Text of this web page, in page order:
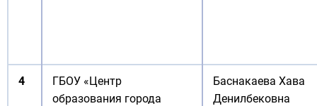
4
ГБОУ «Центр
образования города
Баснакаева Хава
Денилбековна